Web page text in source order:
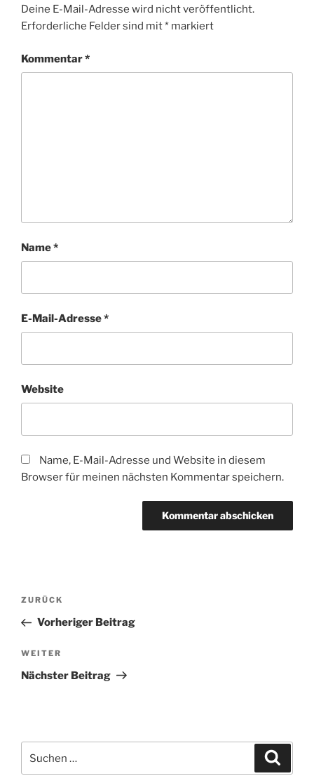
Deine E-Mail-Adresse wird nicht veröffentlicht.
Erforderliche Felder sind mit* markiert
Kommentar*
Name*
E-Mail-Adresse*
Website
Name, E-Mail-Adresse und Website in diesem
Browser für meinen nächsten Kommentar speichern.
Beitragsnavigation
Vorheriger
Beitrag
ZURÜCK
Vorheriger Beitrag
Nächster
Beitrag
WEITER
Nächster Beitrag
nach: